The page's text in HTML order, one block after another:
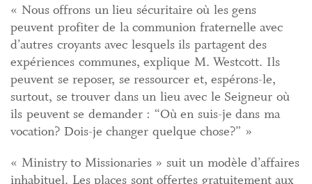
« Nous offrons un lieu sécuritaire où les gens
peuvent profiter de la communion fraternelle avec
d’autres croyants avec lesquels ils partagent des
expériences communes, explique M. Westcott. Ils
peuvent se reposer, se ressourcer et, espérons-le,
surtout, se trouver dans un lieu avec le Seigneur où
ils peuvent se demander : “Où en suis-je dans ma
vocation? Dois-je changer quelque chose?” »
« Ministry to Missionaries » suit un modèle d’affaires
inhabituel. Les places sont offertes gratuitement aux